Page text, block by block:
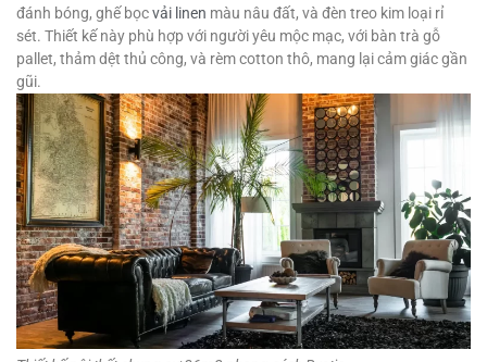
đánh bóng, ghế bọcvải linen màu nâu đất, và đèn treo kim loại rỉ
sét. Thiết kế này phù hợp với người yêu mộc mạc, với bàn trà gỗ
pallet, thảm dệt thủ công, và rèm cotton thô, mang lại cảm giác gần
gũi.